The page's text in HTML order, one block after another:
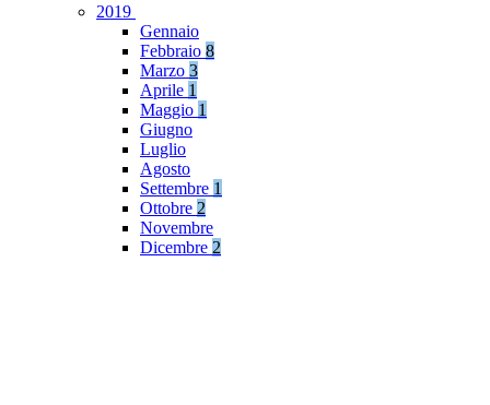
2019
Gennaio
Febbraio 8
Marzo 3
Aprile 1
Maggio 1
Giugno
Luglio
Agosto
Settembre 1
Ottobre 2
Novembre
Dicembre 2